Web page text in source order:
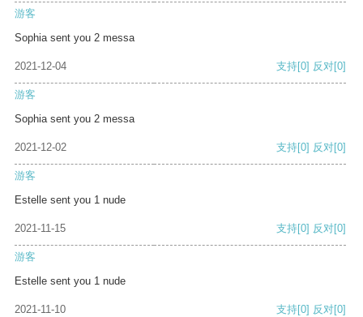
游客
Sophia sent you 2 messa
2021-12-04 支持[0] 反对[0]
游客
Sophia sent you 2 messa
2021-12-02 支持[0] 反对[0]
游客
Estelle sent you 1 nude
2021-11-15 支持[0] 反对[0]
游客
Estelle sent you 1 nude
2021-11-10 支持[0] 反对[0]